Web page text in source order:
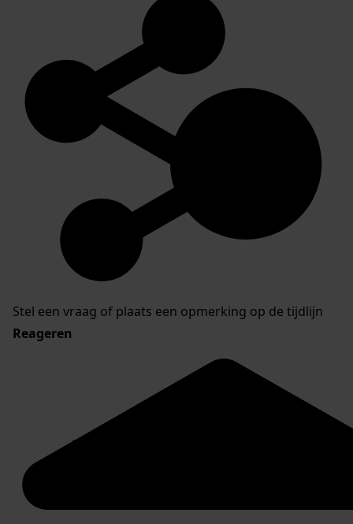
Stel een vraag of plaats een opmerking op de tijdlijn
Reageren